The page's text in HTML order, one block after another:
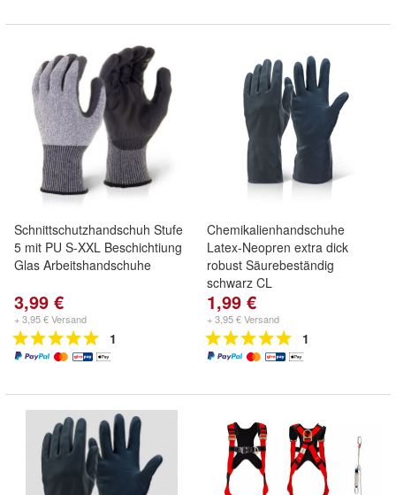
Schnittschutzhandschuh Stufe
5 mit PU S-XXL Beschichtiung
Glas Arbeitshandschuhe
3,99 €
+ 3,95 € Versand
1
Chemikalienhandschuhe
Latex-Neopren extra dick
robust Säurebeständig
schwarz CL
1,99 €
+ 3,95 € Versand
1